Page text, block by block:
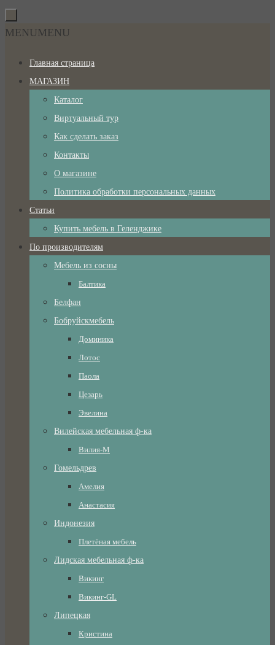
Перейти
к
Перейти
содержимому
MENUMENU
Главная страница
МАГАЗИН
Каталог
Виртуальный тур
Как сделать заказ
Контакты
О магазине
Политика обработки персональных данных
Статьи
Купить мебель в Геленджике
По производителям
Мебель из сосны
Балтика
Белфан
Бобруйскмебель
Доминика
Лотос
Паола
Цезарь
Эвелина
Вилейская мебельная ф-ка
Вилия-М
Гомельдрев
Амелия
Анастасия
Индонезия
Плетёная мебель
Лидская мебельная ф-ка
Викинг
Викинг-GL
Липецкая
Кристина